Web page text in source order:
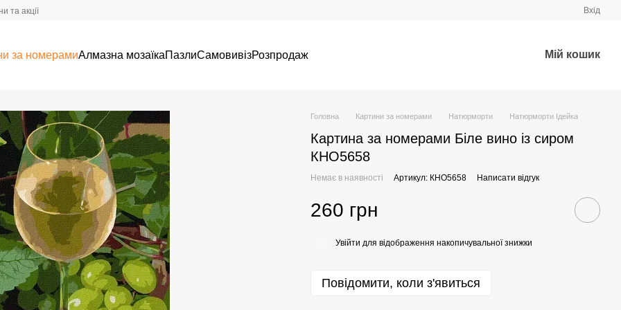
та акції Вхід
за номерамиАлмазна мозаїкаПазлиСамовивізРозпродаж Мій кошик
Головна Картини за номерами Натюрморти Натюрморти Ідейка
Картина за номерами Біле вино із сиром
КНО5658
Немає в наявності Артикул: КНО5658 Написати відгук
260 грн
Увійти для відображення накопичувальної знижки
Повідомити, коли з'явиться